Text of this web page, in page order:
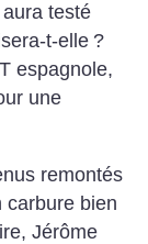
testé
t-elle ?
espagnole,
une
remontés
carbure bien
Jérôme